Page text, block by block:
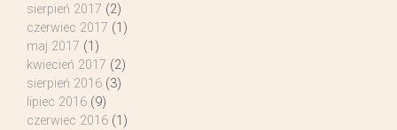
sierpień 2017 (2)
czerwiec 2017 (1)
maj 2017 (1)
kwiecień 2017 (2)
sierpień 2016 (3)
lipiec 2016 (9)
czerwiec 2016 (1)